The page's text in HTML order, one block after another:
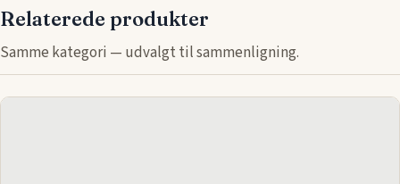
Relaterede produkter
Samme kategori — udvalgt til sammenligning.